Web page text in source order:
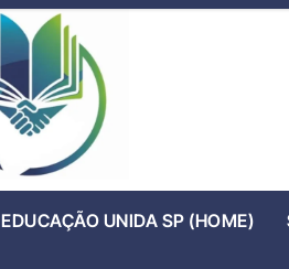
EDUCAÇÃO UNIDA SP (HOME)